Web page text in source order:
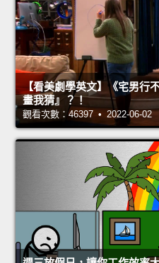
【看美劇學英文】《宅男行
畫我猜』？！
觀看次數：46397 • 2022-06-02